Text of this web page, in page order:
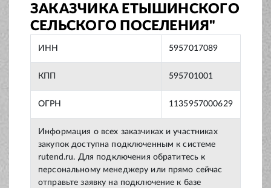
ЗАКАЗЧИКА ЕТЫШИНСКОГО
СЕЛЬСКОГО ПОСЕЛЕНИЯ"
ИНН 5957017089
КПП 595701001
ОГРН 1135957000629
Информация о всех заказчиках и участниках
закупок доступна подключенным к системе
rutend.ru. Для подключения обратитесь к
персональному менеджеру или прямо сейчас
отправьте заявку на подключение к базе